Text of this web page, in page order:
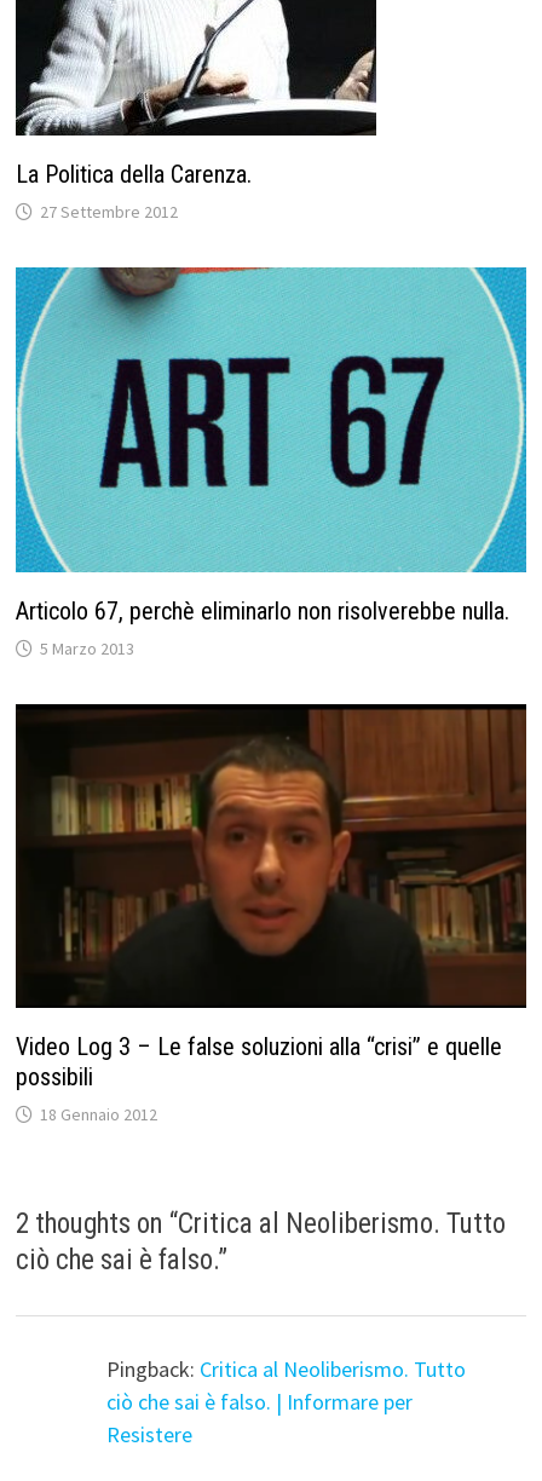
La Politica della Carenza.
27 Settembre 2012
Articolo 67, perchè eliminarlo non risolverebbe nulla.
5 Marzo 2013
Video Log 3 – Le false soluzioni alla “crisi” e quelle
possibili
18 Gennaio 2012
2 thoughts on “Critica al Neoliberismo. Tutto
ciò che sai è falso.”
Pingback: Critica al Neoliberismo. Tutto
ciò che sai è falso. | Informare per
Resistere